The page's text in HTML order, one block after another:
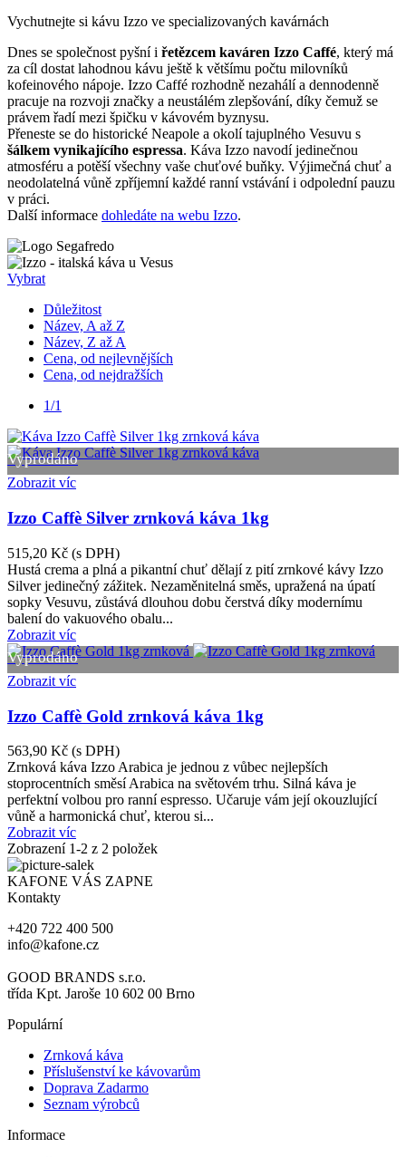
Vychutnejte si kávu Izzo ve specializovaných kavárnách
Dnes se společnost pyšní i řetězcem kaváren Izzo Caffé, který má
za cíl dostat lahodnou kávu ještě k většímu počtu milovníků
kofeinového nápoje. Izzo Caffé rozhodně nezahálí a dennodenně
pracuje na rozvoji značky a neustálém zlepšování, díky čemuž se
právem řadí mezi špičku v kávovém byznysu.
Přeneste se do historické Neapole a okolí tajuplného Vesuvu s
šálkem vynikajícího espressa. Káva Izzo navodí jedinečnou
atmosféru a potěší všechny vaše chuťové buňky. Výjimečná chuť a
neodolatelná vůně zpříjemní každé ranní vstávání i odpolední pauzu
v práci.
Další informace dohledáte na webu Izzo.
Vybrat
Důležitost
Název, A až Z
Název, Z až A
Cena, od nejlevnějších
Cena, od nejdražších
1/1
Vyprodáno
Zobrazit víc
Izzo Caffè Silver zrnková káva 1kg
515,20 Kč (s DPH)
Hustá crema a plná a pikantní chuť dělají z pití zrnkové kávy Izzo
Silver jedinečný zážitek. Nezaměnitelná směs, upražená na úpatí
sopky Vesuvu, zůstává dlouhou dobu čerstvá díky modernímu
balení do vakuového obalu...
Zobrazit víc
Vyprodáno
Zobrazit víc
Izzo Caffè Gold zrnková káva 1kg
563,90 Kč (s DPH)
Zrnková káva Izzo Arabica je jednou z vůbec nejlepších
stoprocentních směsí Arabica na světovém trhu. Silná káva je
perfektní volbou pro ranní espresso. Učaruje vám její okouzlující
vůně a harmonická chuť, kterou si...
Zobrazit víc
Zobrazení 1-2 z 2 položek
KAFONE VÁS ZAPNE
Kontakty
+420 722 400 500
info@kafone.cz
GOOD BRANDS s.r.o.
třída Kpt. Jaroše 10 602 00 Brno
Populární
Zrnková káva
Příslušenství ke kávovarům
Doprava Zadarmo
Seznam výrobců
Informace